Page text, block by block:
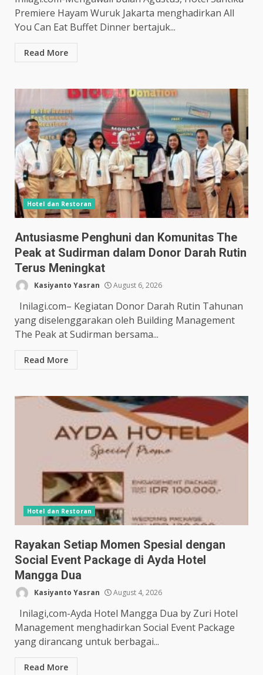
Premiere Hayam Wuruk Jakarta menghadirkan All
You Can Eat Buffet Dinner bertajuk...
Read More
Hotel dan Restoran
Antusiasme Penghuni dan Komunitas The
Peak at Sudirman dalam Donor Darah Rutin
Terus Meningkat
Kasiyanto Yasran August 6, 2026
Inilagi.com– Kegiatan Donor Darah Rutin Tahunan
yang diselenggarakan oleh Building Management
The Peak at Sudirman bersama...
Read More
Hotel dan Restoran
Rayakan Setiap Momen Spesial dengan
Social Event Package di Ayda Hotel
Mangga Dua
Kasiyanto Yasran August 4, 2026
Inilagi,com-Ayda Hotel Mangga Dua by Zuri Hotel
Management menghadirkan Social Event Package
yang dirancang untuk berbagai...
Read More